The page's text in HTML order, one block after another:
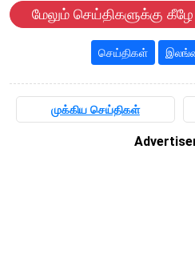
மேலும் செய்திகளுக்கு
செய்திகள்
முக்கிய செய்திகள்